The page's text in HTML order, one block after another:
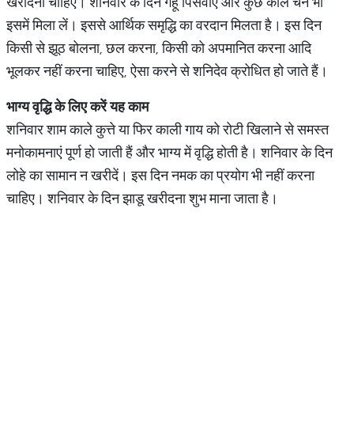
इसमें मिला लें। इससे आर्थिक समृद्धि का वरदान मिलता है। इस दिन
किसी से झूठ बोलना, छल करना, किसी को अपमानित करना आदि
भूलकर नहीं करना चाहिए, ऐसा करने से शनिदेव क्रोधित हो जाते हैं।
भाग्य वृद्धि के लिए करें यह काम
शनिवार शाम काले कुत्ते या फिर काली गाय को रोटी खिलाने से समस्त
मनोकामनाएं पूर्ण हो जाती हैं और भाग्य में वृद्धि होती है। शनिवार के दिन
लोहे का सामान न खरीदें। इस दिन नमक का प्रयोग भी नहीं करना
चाहिए। शनिवार के दिन झाडू खरीदना शुभ माना जाता है।